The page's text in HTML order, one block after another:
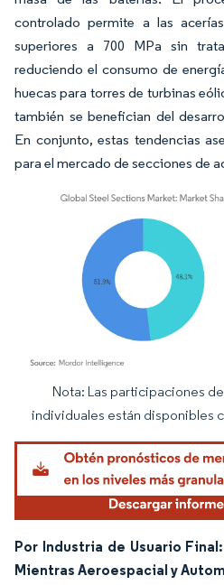
controlado permite a las
superiores a 700 MPa sin
reduciendo el consumo de
huecas para torres de turbinas
también se benefician del
En conjunto, estas tendencias
para el mercado de secciones de
Imagen © Mordor Intelligence. El uso
Nota: Las participaciones
individuales están disponibles
Por Industria de Usuario
Mientras Aeroespacial y